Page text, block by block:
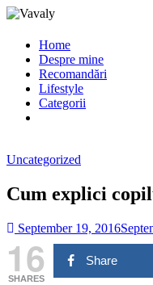
Home
Despre mine
Recomandări
Lifestyle
Categorii
Uncategorized
Cum explici
September 19, 2016
16
SHARES
Share